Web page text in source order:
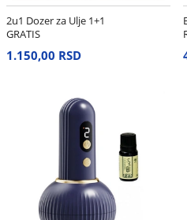
2u1 Dozer za Ulje 1+1
GRATIS
1.150,00 RSD